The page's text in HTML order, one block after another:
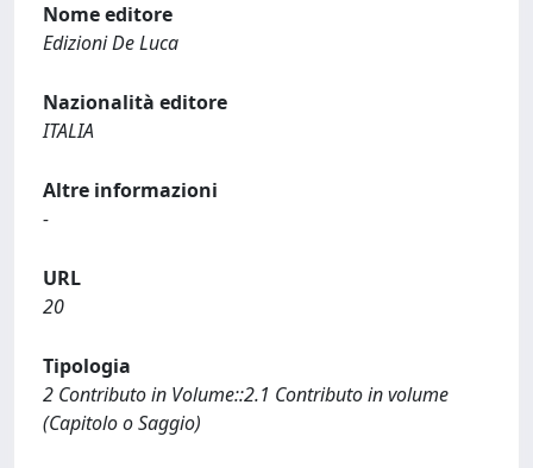
Nome editore
Edizioni De Luca
Nazionalità editore
ITALIA
Altre informazioni
-
URL
20
Tipologia
2 Contributo in Volume::2.1 Contributo in volume
(Capitolo o Saggio)